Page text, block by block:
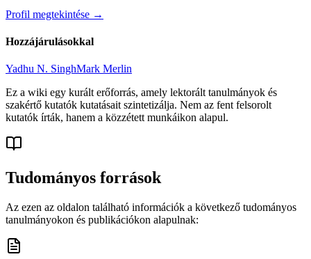
Profil megtekintése →
Hozzájárulásokkal
Yadhu N. SinghMark Merlin
Ez a wiki egy kurált erőforrás, amely lektorált tanulmányok és
szakértő kutatók kutatásait szintetizálja. Nem az fent felsorolt
kutatók írták, hanem a közzétett munkáikon alapul.
Tudományos források
Az ezen az oldalon található információk a következő tudományos
tanulmányokon és publikációkon alapulnak: